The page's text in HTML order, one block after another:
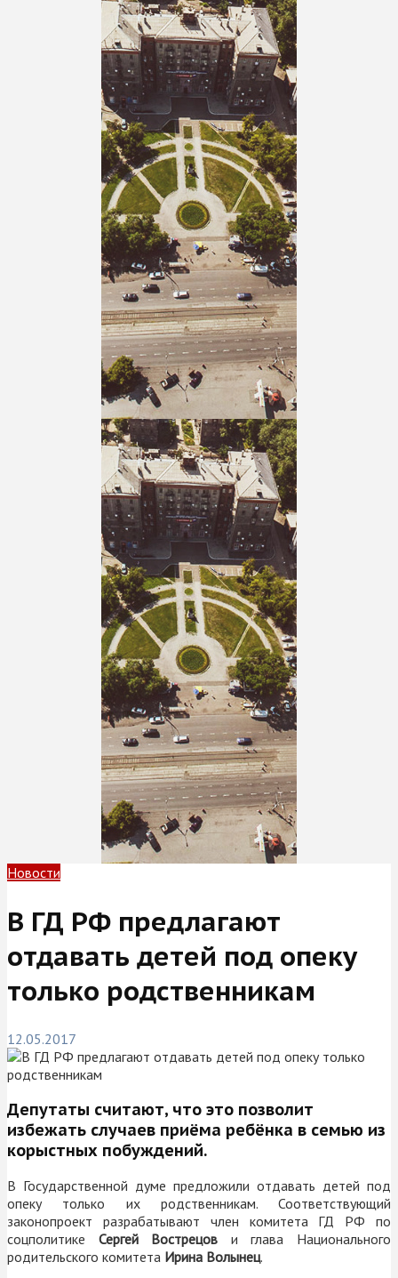
Новости
В ГД РФ предлагают
отдавать детей под опеку
только родственникам
12.05.2017
Депутаты считают, что это позволит
избежать случаев приёма ребёнка в семью из
корыстных побуждений.
В Государственной думе предложили отдавать детей под
опеку только их родственникам. Соответствующий
законопроект разрабатывают член комитета ГД РФ по
соцполитике Сергей Вострецов и глава Национального
родительского комитета Ирина Волынец.